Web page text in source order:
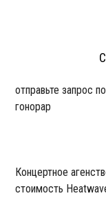
отправьте запрос
гонорар
Концертное
стоимость